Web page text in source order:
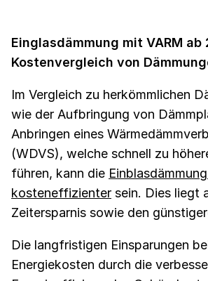
Einglasdämmung mit VARM ab
Kostenvergleich von
Im Vergleich zu herkömmlichen
wie der Aufbringung von
Anbringen eines
(WDVS), welche schnell zu
führen, kann die
kosteneffizienter sein. Dies liegt
Zeitersparnis sowie den
Die langfristigen Einsparungen
Energiekosten durch die